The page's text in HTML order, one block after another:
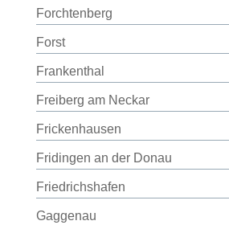
Forchtenberg
Forst
Frankenthal
Freiberg am Neckar
Frickenhausen
Fridingen an der Donau
Friedrichshafen
Gaggenau